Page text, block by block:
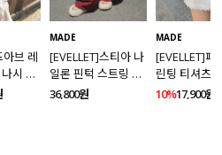
아브 레
시 가
MADE
[EVELLET]스티아 나
일론 핀턱 스트링 커
브드 밴딩팬츠
36,800원
MADE
[EVELLET]페
린팅 티셔츠
10%17,900원